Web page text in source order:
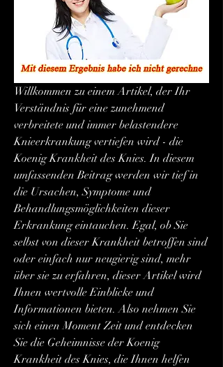
Willkommen zu einem Artikel, der Ihr
Verständnis für eine zunehmend
verbreitete und immer belastendere
Knieerkrankung vertiefen wird - die
Koenig Krankheit des Knies. In diesem
umfassenden Beitrag werden wir tief in
die Ursachen, Symptome und
Behandlungsmöglichkeiten dieser
Erkrankung eintauchen. Egal, ob Sie
selbst von dieser Krankheit betroffen sind
oder einfach nur neugierig sind, mehr
über sie zu erfahren, dieser Artikel wird
Ihnen wertvolle Einblicke und
Informationen bieten. Also nehmen Sie
sich einen Moment Zeit und entdecken
Sie die Geheimnisse der Koenig
Krankheit des Knies, die Ihnen helfen